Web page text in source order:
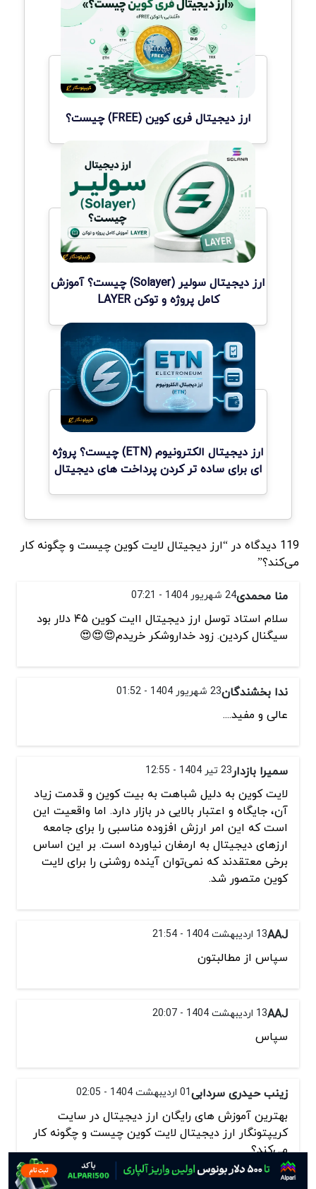
ارز دیجیتال فری کوین (FREE) چیست؟
ارز دیجیتال سولیر (Solayer) چیست؟ آموزش
کامل پروژه و توکن LAYER
ارز دیجیتال الکترونیوم (ETN) چیست؟ پروژه
ای برای ساده تر کردن پرداخت های دیجیتال
119 دیدگاه در “ارز دیجیتال لایت کوین چیست و چگونه کار
می‌کند؟”
منا محمدی24 شهریور 1404 - 07:21
سلام استاد توسل ارز دیجیتال اایت کوین ۴۵ دلار بود
سیگنال کردین. زود خداروشکر خریدم😍😍😍
ندا بخشندگان23 شهریور 1404 - 01:52
عالی و مفید....
سمیرا بازدار23 تیر 1404 - 12:55
لایت کوین به دلیل شباهت به بیت کوین و قدمت زیاد
آن، جایگاه و اعتبار بالایی در بازار دارد. اما واقعیت این
است که این امر ارزش افزوده مناسبی را برای جامعه
ارزهای دیجیتال به ارمغان نیاورده است. بر این اساس
برخی معتقدند که نمی‌توان آینده روشنی را برای لایت
کوین متصور شد.
AAJ13 اردیبهشت 1404 - 21:54
سپاس از مطالبتون
AAJ13 اردیبهشت 1404 - 20:07
سپاس
زینب حیدری سردابی01 اردیبهشت 1404 - 02:05
بهترین آموزش های رایگان ارز دیجیتال در سایت
کریپتونگار ارز دیجیتال لایت کوین چیست و چگونه کار
می‌کند؟